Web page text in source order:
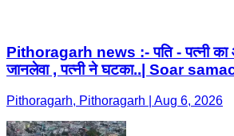
Pithoragarh news :- पति - पत्नी का
जानलेवा , पत्नी ने घटका..| Soar
Pithoragarh, Pithoragarh | Aug 6, 2026